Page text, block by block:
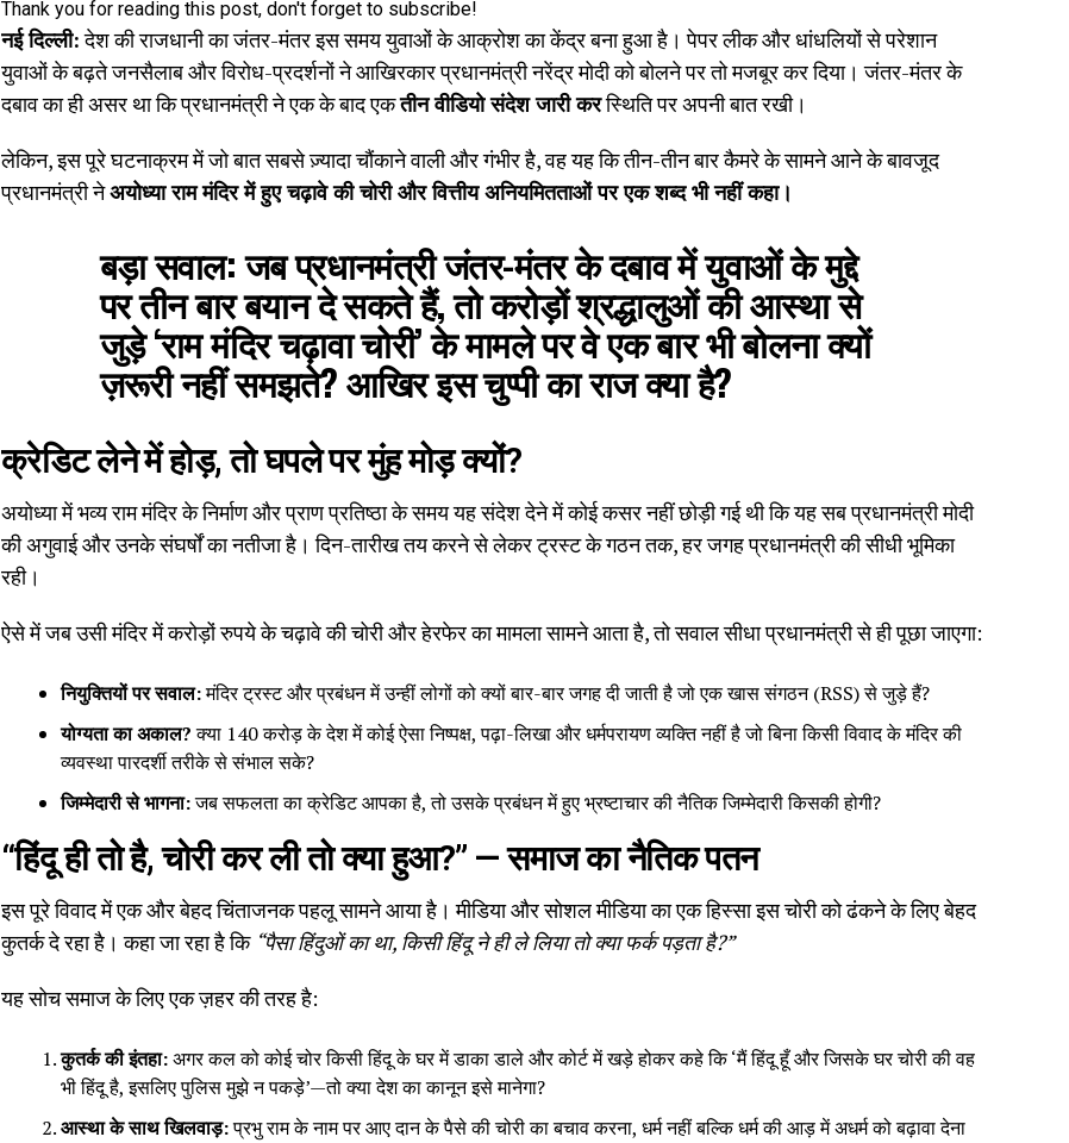
Thank you for reading this post, don't forget to subscribe!
नई दिल्ली:देश की राजधानी का जंतर-मंतर इस समय युवाओं के आक्रोश का केंद्र बना हुआ है। पेपर लीक और धांधलियों से परेशान
युवाओं के बढ़ते जनसैलाब और विरोध-प्रदर्शनों ने आखिरकार प्रधानमंत्री नरेंद्र मोदी को बोलने पर तो मजबूर कर दिया। जंतर-मंतर के
दबाव का ही असर था कि प्रधानमंत्री ने एक के बाद एकतीन वीडियो संदेश जारी करस्थिति पर अपनी बात रखी।
लेकिन, इस पूरे घटनाक्रम में जो बात सबसे ज़्यादा चौंकाने वाली और गंभीर है, वह यह कि तीन-तीन बार कैमरे के सामने आने के बावजूद
प्रधानमंत्री नेअयोध्या राम मंदिर में हुए चढ़ावे की चोरी और वित्तीय अनियमितताओं पर एक शब्द भी नहीं कहा।
बड़ा सवाल:जब प्रधानमंत्री जंतर-मंतर के दबाव में युवाओं के मुद्दे
पर तीन बार बयान दे सकते हैं, तो करोड़ों श्रद्धालुओं की आस्था से
जुड़े ‘राम मंदिर चढ़ावा चोरी’ के मामले पर वे एक बार भी बोलना क्यों
ज़रूरी नहीं समझते? आखिर इस चुप्पी का राज क्या है?
क्रेडिट लेने में होड़, तो घपले पर मुंह मोड़ क्यों?
अयोध्या में भव्य राम मंदिर के निर्माण और प्राण प्रतिष्ठा के समय यह संदेश देने में कोई कसर नहीं छोड़ी गई थी कि यह सब प्रधानमंत्री मोदी
की अगुवाई और उनके संघर्षों का नतीजा है। दिन-तारीख तय करने से लेकर ट्रस्ट के गठन तक, हर जगह प्रधानमंत्री की सीधी भूमिका
रही।
ऐसे में जब उसी मंदिर में करोड़ों रुपये के चढ़ावे की चोरी और हेरफेर का मामला सामने आता है, तो सवाल सीधा प्रधानमंत्री से ही पूछा जाएगा:
नियुक्तियों पर सवाल:मंदिर ट्रस्ट और प्रबंधन में उन्हीं लोगों को क्यों बार-बार जगह दी जाती है जो एक खास संगठन (RSS) से जुड़े हैं?
योग्यता का अकाल?क्या 140 करोड़ के देश में कोई ऐसा निष्पक्ष, पढ़ा-लिखा और धर्मपरायण व्यक्ति नहीं है जो बिना किसी विवाद के मंदिर की
व्यवस्था पारदर्शी तरीके से संभाल सके?
जिम्मेदारी से भागना:जब सफलता का क्रेडिट आपका है, तो उसके प्रबंधन में हुए भ्रष्टाचार की नैतिक जिम्मेदारी किसकी होगी?
“हिंदू ही तो है, चोरी कर ली तो क्या हुआ?” — समाज का नैतिक पतन
इस पूरे विवाद में एक और बेहद चिंताजनक पहलू सामने आया है। मीडिया और सोशल मीडिया का एक हिस्सा इस चोरी को ढंकने के लिए बेहद
कुतर्क दे रहा है। कहा जा रहा है कि “पैसा हिंदुओं का था, किसी हिंदू ने ही ले लिया तो क्या फर्क पड़ता है?”
यह सोच समाज के लिए एक ज़हर की तरह है:
कुतर्क की इंतहा:अगर कल को कोई चोर किसी हिंदू के घर में डाका डाले और कोर्ट में खड़े होकर कहे कि ‘मैं हिंदू हूँ और जिसके घर चोरी की वह
भी हिंदू है, इसलिए पुलिस मुझे न पकड़े’—तो क्या देश का कानून इसे मानेगा?
आस्था के साथ खिलवाड़:प्रभु राम के नाम पर आए दान के पैसे की चोरी का बचाव करना, धर्म नहीं बल्कि धर्म की आड़ में अधर्म को बढ़ावा देना